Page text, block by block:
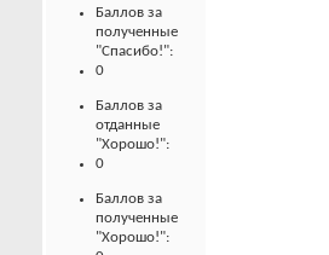
Баллов за
полученные
"Спасибо!":
0
Баллов за
отданные
"Хорошо!":
0
Баллов за
полученные
"Хорошо!":